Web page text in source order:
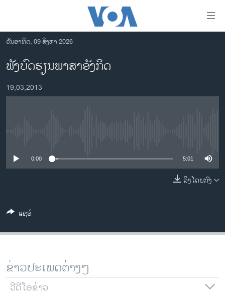
ເຂົ້າ
ຫາ
ຂ້າມ
ຂ້າມ
ຂ້າມ
ລາວ
ອາເມຣິກາ
ເອເຊຍ
ຊຸມຊົນຊາວລາວ
ວິທະຍາສາດ-ເທັກໂນໂລຈີ
ພາສາອັງກິດ
ວີດີໂອ
ວັນອາທິດ, 09 ສິງຫາ 2026
ຟັງບົດຮຽນພາສາອັງກິດ
19,03,2013
0:00 5:01
ລິງໂດຍກົງ
ແຊຣ໌
ຂ່າວປະເພດຕ່າງໆ
ວີດີໂອຂ່າວ